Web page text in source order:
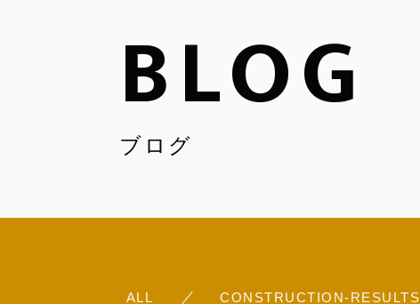
BLOG
ブログ
ALL CONSTRUCTION-RESULTS